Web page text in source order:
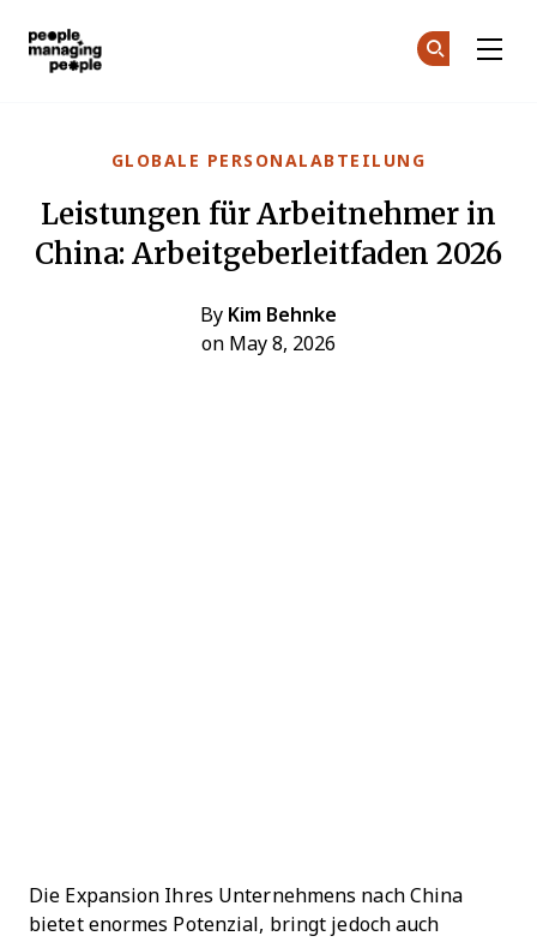
GLOBALE PERSONALABTEILUNG
Leistungen für Arbeitnehmer in
China: Arbeitgeberleitfaden 2026
By Kim Behnke
on May 8, 2026
Die Expansion Ihres Unternehmens nach China
bietet enormes Potenzial, bringt jedoch auch